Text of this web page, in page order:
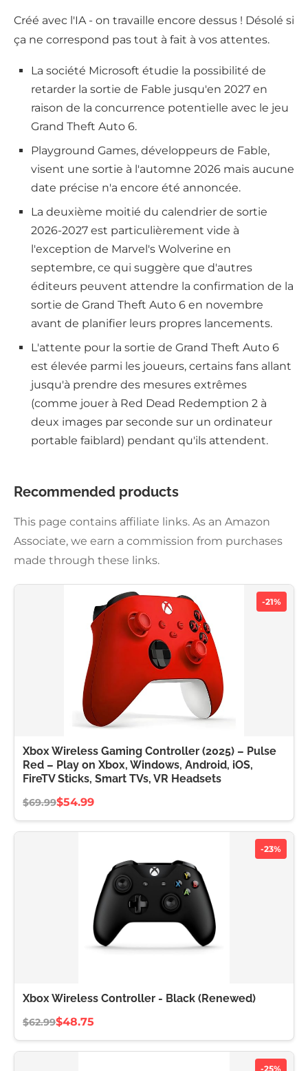
Créé avec l'IA - on travaille encore dessus ! Désolé si
ça ne correspond pas tout à fait à vos attentes.
La société Microsoft étudie la possibilité de
retarder la sortie de Fable jusqu'en 2027 en
raison de la concurrence potentielle avec le jeu
Grand Theft Auto 6.
Playground Games, développeurs de Fable,
visent une sortie à l'automne 2026 mais aucune
date précise n'a encore été annoncée.
La deuxième moitié du calendrier de sortie
2026-2027 est particulièrement vide à
l'exception de Marvel's Wolverine en
septembre, ce qui suggère que d'autres
éditeurs peuvent attendre la confirmation de la
sortie de Grand Theft Auto 6 en novembre
avant de planifier leurs propres lancements.
L'attente pour la sortie de Grand Theft Auto 6
est élevée parmi les joueurs, certains fans allant
jusqu'à prendre des mesures extrêmes
(comme jouer à Red Dead Redemption 2 à
deux images par seconde sur un ordinateur
portable faiblard) pendant qu'ils attendent.
Recommended products
This page contains affiliate links. As an Amazon
Associate, we earn a commission from purchases
made through these links.
-21%
Xbox Wireless Gaming Controller (2025) – Pulse
Red – Play on Xbox, Windows, Android, iOS,
FireTV Sticks, Smart TVs, VR Headsets
$69.99$54.99
-23%
Xbox Wireless Controller - Black (Renewed)
$62.99$48.75
-25%